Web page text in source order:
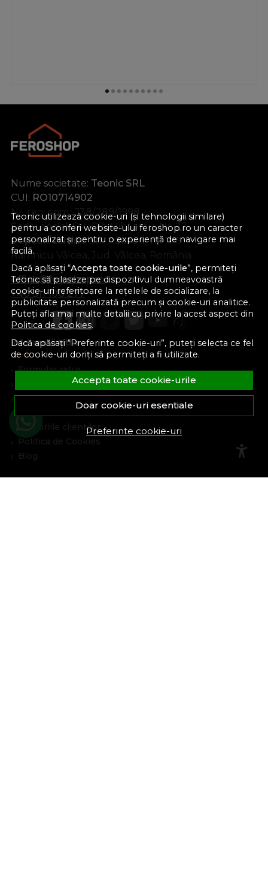
Teonic utilizează cookie-uri (și tehnologii similare)
pentru a conferi website-ului feroshop.ro un caracter
personalizat și pentru o experiență de navigare mai
facilă.
Dacă apăsați “Accepta toate cookie-urile”, permiteți
Teonic să plaseze pe dispozitivul dumneavoastră
cookie-uri referitoare la rețelele de socializare, la
publicitate personalizată precum și cookie-uri analitice.
Puteți afla mai multe detalii cu privire la acest aspect din
Politica de cookies.
Dacă apăsați “Preferinte cookie-uri”, puteți selecta ce fel
de cookie-uri doriți să permiteți a fi utilizate.
Accepta toate cookie-urile
Doar cookie-uri esentiale
Preferinte cookie-uri
Nume societate: Teonic SRL
CUI: RO10714902
Nr. reg. com.: J38/289/1998
Sediu social:Str. Gib Mihăescu, Nr. 22
Depozit central:Str. Râureni, nr. 106
Râmnicu Vâlcea, Jud. Vâlcea, România
office@feroshop.ro
+40 311 100 277
Informatii Utile
Formular retur
Termeni si conditii
Marturiile clientilor
Politica de Cookies
Blog